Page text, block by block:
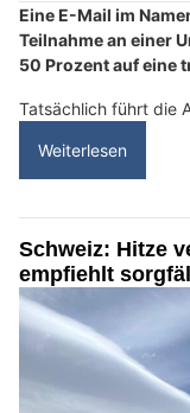
Eine E-Mail im
Teilnahme an einer
50 Prozent auf eine
Tatsächlich führt die
Weiterlesen
Schweiz: Hitze
empfiehlt